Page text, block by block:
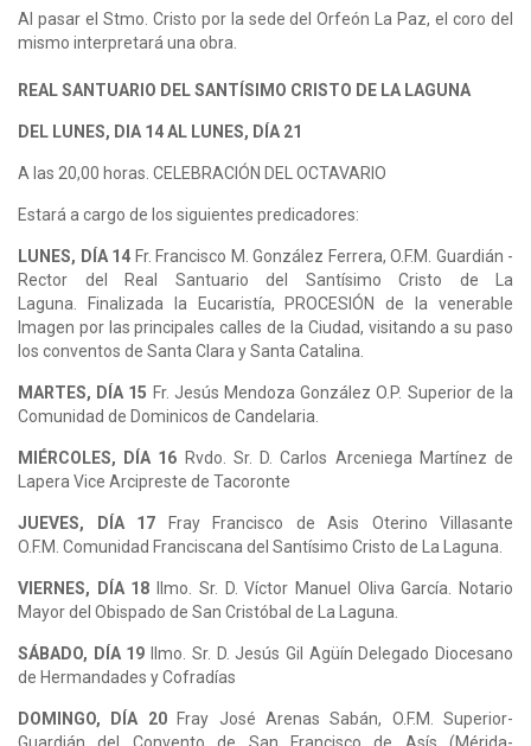
Al pasar el Stmo. Cristo por la sede del Orfeón La Paz, el coro del
mismo interpretará una obra.
REAL SANTUARIO DEL SANTÍSIMO CRISTO DE LA LAGUNA
DEL LUNES, DIA 14 AL LUNES, DÍA 21
A las 20,00 horas. CELEBRACIÓN DEL OCTAVARIO
Estará a cargo de los siguientes predicadores:
LUNES, DÍA 14 Fr. Francisco M. González Ferrera, O.F.M. Guardián -
Rector del Real Santuario del Santísimo Cristo de La
Laguna. Finalizada la Eucaristía, PROCESIÓN de la venerable
Imagen por las principales calles de la Ciudad, visitando a su paso
los conventos de Santa Clara y Santa Catalina.
MARTES, DÍA 15 Fr. Jesús Mendoza González O.P. Superior de la
Comunidad de Dominicos de Candelaria.
MIÉRCOLES, DÍA 16 Rvdo. Sr. D. Carlos Arceniega Martínez de
Lapera Vice Arcipreste de Tacoronte
JUEVES, DÍA 17 Fray Francisco de Asis Oterino Villasante
O.F.M. Comunidad Franciscana del Santísimo Cristo de La Laguna.
VIERNES, DÍA 18 Ilmo. Sr. D. Víctor Manuel Oliva García. Notario
Mayor del Obispado de San Cristóbal de La Laguna.
SÁBADO, DÍA 19 Ilmo. Sr. D. Jesús Gil Agüín Delegado Diocesano
de Hermandades y Cofradías
DOMINGO, DÍA 20Fray José Arenas Sabán, O.F.M. Superior-